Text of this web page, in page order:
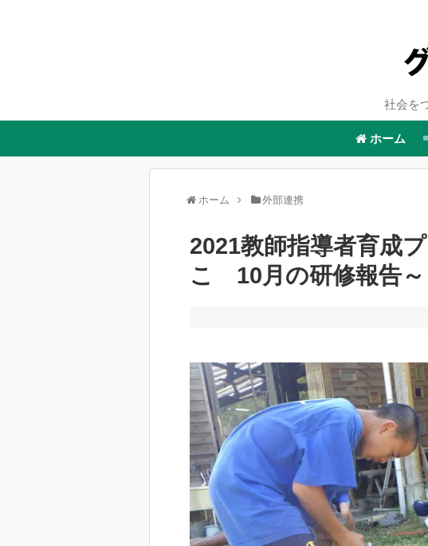
社会を
ホーム
ホーム 外部連携
2021教師指導者育成
こ 10月の研修報告～